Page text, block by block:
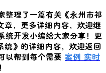
整理了一篇有关《永州市祁
章，更多详细内容，欢迎继
统开发小编给大家分享！更
统》的详细内容，欢迎返回
以帮到每个需要 案例 实时